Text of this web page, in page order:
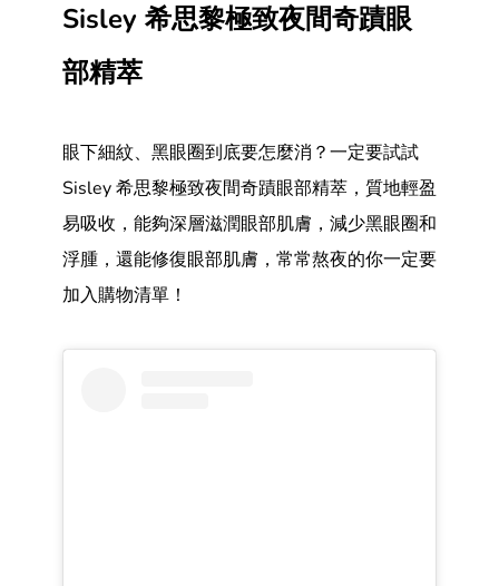
Sisley 希思黎極致夜間奇蹟眼
部精萃
眼下細紋、黑眼圈到底要怎麼消？一定要試試
Sisley 希思黎極致夜間奇蹟眼部精萃，質地輕盈
易吸收，能夠深層滋潤眼部肌膚，減少黑眼圈和
浮腫，還能修復眼部肌膚，常常熬夜的你一定要
加入購物清單！